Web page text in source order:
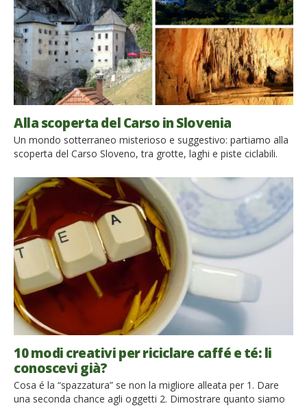
Alla scoperta del Carso in Slovenia
Un mondo sotterraneo misterioso e suggestivo: partiamo alla
scoperta del Carso Sloveno, tra grotte, laghi e piste ciclabili.
regione stretta tra le Alpi e il Mare Adriatico che si
contraddistingue per la sua incredibile natura e interessante
storia. Il Carso è un altopiano roccioso calcareo […]
10 modi creativi per riciclare caffé e té: li
conoscevi già?
Cosa é la “spazzatura” se non la migliore alleata per 1. Dare
una seconda chance agli oggetti 2. Dimostrare quanto siamo